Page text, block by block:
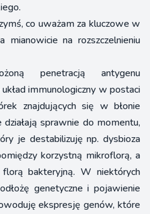
co uważam za kluczowe w
mianowicie na rozszczelnieniu
penetracją antygenu
immunologiczny w postaci
znajdujących się w błonie
sprawnie do momentu,
je destabilizuję np. dysbioza
korzystną mikroflorą, a
bakteryjną. W niektórych
genetyczne i pojawienie
ekspresję genów, które